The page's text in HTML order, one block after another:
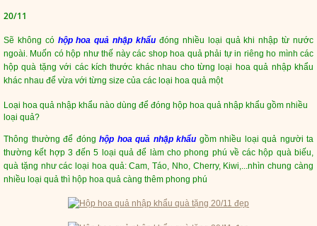
20/11
Sẽ không có hộp hoa quả nhập khẩu đóng nhiều loại quả khi nhập từ nước
ngoài. Muốn có hộp như thế này các shop hoa quả phải tự in riêng ho mình các
hộp quà tặng với các kích thước khác nhau cho từng loại hoa quả nhập khẩu
khác nhau để vừa với từng size của các loại hoa quả một
Loại hoa quả nhập khẩu nào dùng để đóng hộp hoa quả nhập khẩu gồm nhiều
loại quả?
Thông thường để đóng hộp hoa quả nhập khẩu gồm nhiều loại quả người ta
thường kết hợp 3 đến 5 loại quả để làm cho phong phú về các hộp quà biếu,
quà tặng như các loại hoa quả: Cam, Táo, Nho, Cherry, Kiwi,...nhìn chung càng
nhiều loại quả thì hộp hoa quả càng thêm phong phú